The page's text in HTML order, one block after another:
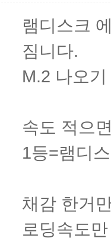
램디스크
짐니다.
M.2 나오
속도 적으
1등=램디
채감 한거
로딩속도